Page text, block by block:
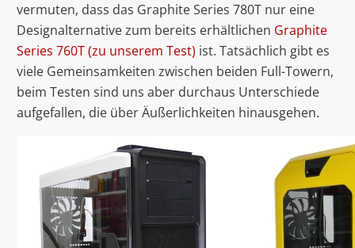
vermuten, dass das Graphite Series 780T nur eine
Designalternative zum bereits erhältlichen Graphite
Series 760T (zu unserem Test) ist. Tatsächlich gibt es
viele Gemeinsamkeiten zwischen beiden Full-Towern,
beim Testen sind uns aber durchaus Unterschiede
aufgefallen, die über Äußerlichkeiten hinausgehen.